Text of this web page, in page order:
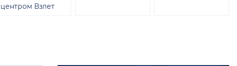
центром Взлет